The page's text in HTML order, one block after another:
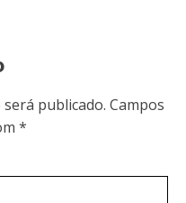
publicado. Campos
*